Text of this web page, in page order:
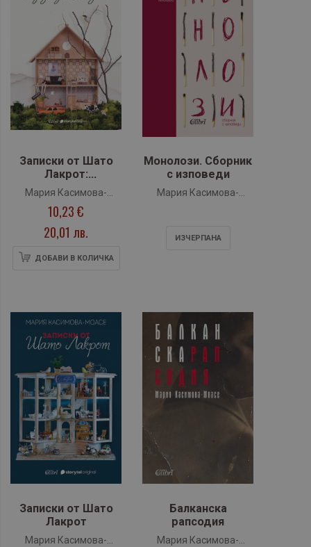
Записки от Шато
Лакрот:
Резиденция
“Злокучане”
Мария Касимова-
Моасе
10,23 €
20,01 лв.
ДОБАВИ В КОЛИЧКА
Монолози. Сборник
с изповеди
Мария Касимова-
ИЗЧЕРПАНA
Записки от Шато
Лакрот
Мария Касимова-
Балканска
рапсодия
Мария Касимова-